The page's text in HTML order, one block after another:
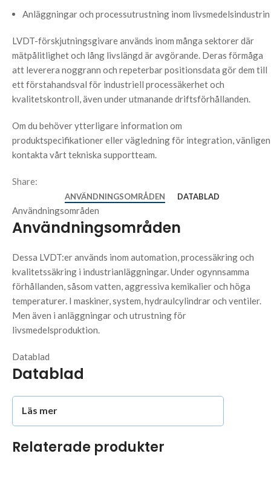
Anläggningar och processutrustning inom livsmedelsindustrin
LVDT-förskjutningsgivare används inom många sektorer där
mätpålitlighet och lång livslängd är avgörande. Deras förmåga
att leverera noggrann och repeterbar positionsdata gör dem till
ett förstahandsval för industriell processäkerhet och
kvalitetskontroll, även under utmanande driftsförhållanden.
Om du behöver ytterligare information om
produktspecifikationer eller vägledning för integration, vänligen
kontakta vårt tekniska supportteam.
Share:
ANVÄNDNINGSOMRÅDEN DATABLAD
Användningsområden
Användningsområden
Dessa LVDT:er används inom automation, processäkring och
kvalitetssäkring i industrianläggningar. Under ogynnsamma
förhållanden, såsom vatten, aggressiva kemikalier och höga
temperaturer. I maskiner, system, hydraulcylindrar och ventiler.
Men även i anläggningar och utrustning för
livsmedelsproduktion.
Datablad
Datablad
Läs mer
Relaterade produkter